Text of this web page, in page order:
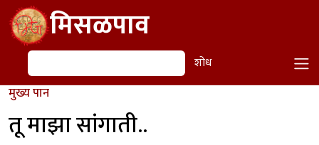
Skip to main contentमिसळपाव
शोध शोध
मुख्य पान
तू माझा सांगाती..